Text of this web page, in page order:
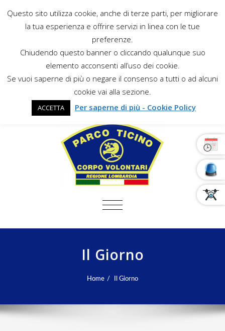
COMMUTA NAVIGAZIONE
Il Giorno
Home Il Giorno
Questo sito utilizza cookie, anche di terze parti, per migliorare
la tua esperienza e offrire servizi in linea con le tue
preferenze.
Chiudendo questo banner o cliccando qualunque suo
elemento acconsenti all’uso dei cookie.
Se vuoi saperne di più o negare il consenso a tutti o ad alcuni
cookie vai alla sezione.
ACCETTA Per saperne di più - Cookie Policy